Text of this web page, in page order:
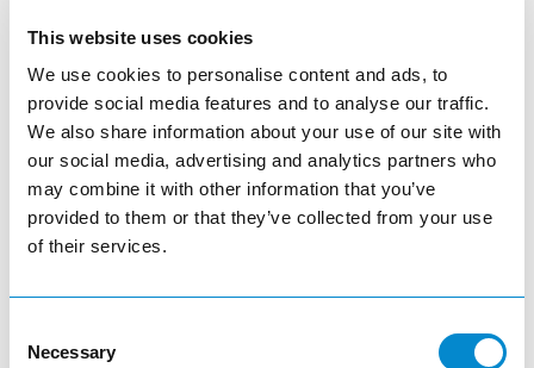
This website uses cookies
We use cookies to personalise content and ads, to
provide social media features and to analyse our traffic.
We also share information about your use of our site with
our social media, advertising and analytics partners who
may combine it with other information that you’ve
provided to them or that they’ve collected from your use
of their services.
Selection
Necessary
Chariots d'ateliers L3627
visibility
article